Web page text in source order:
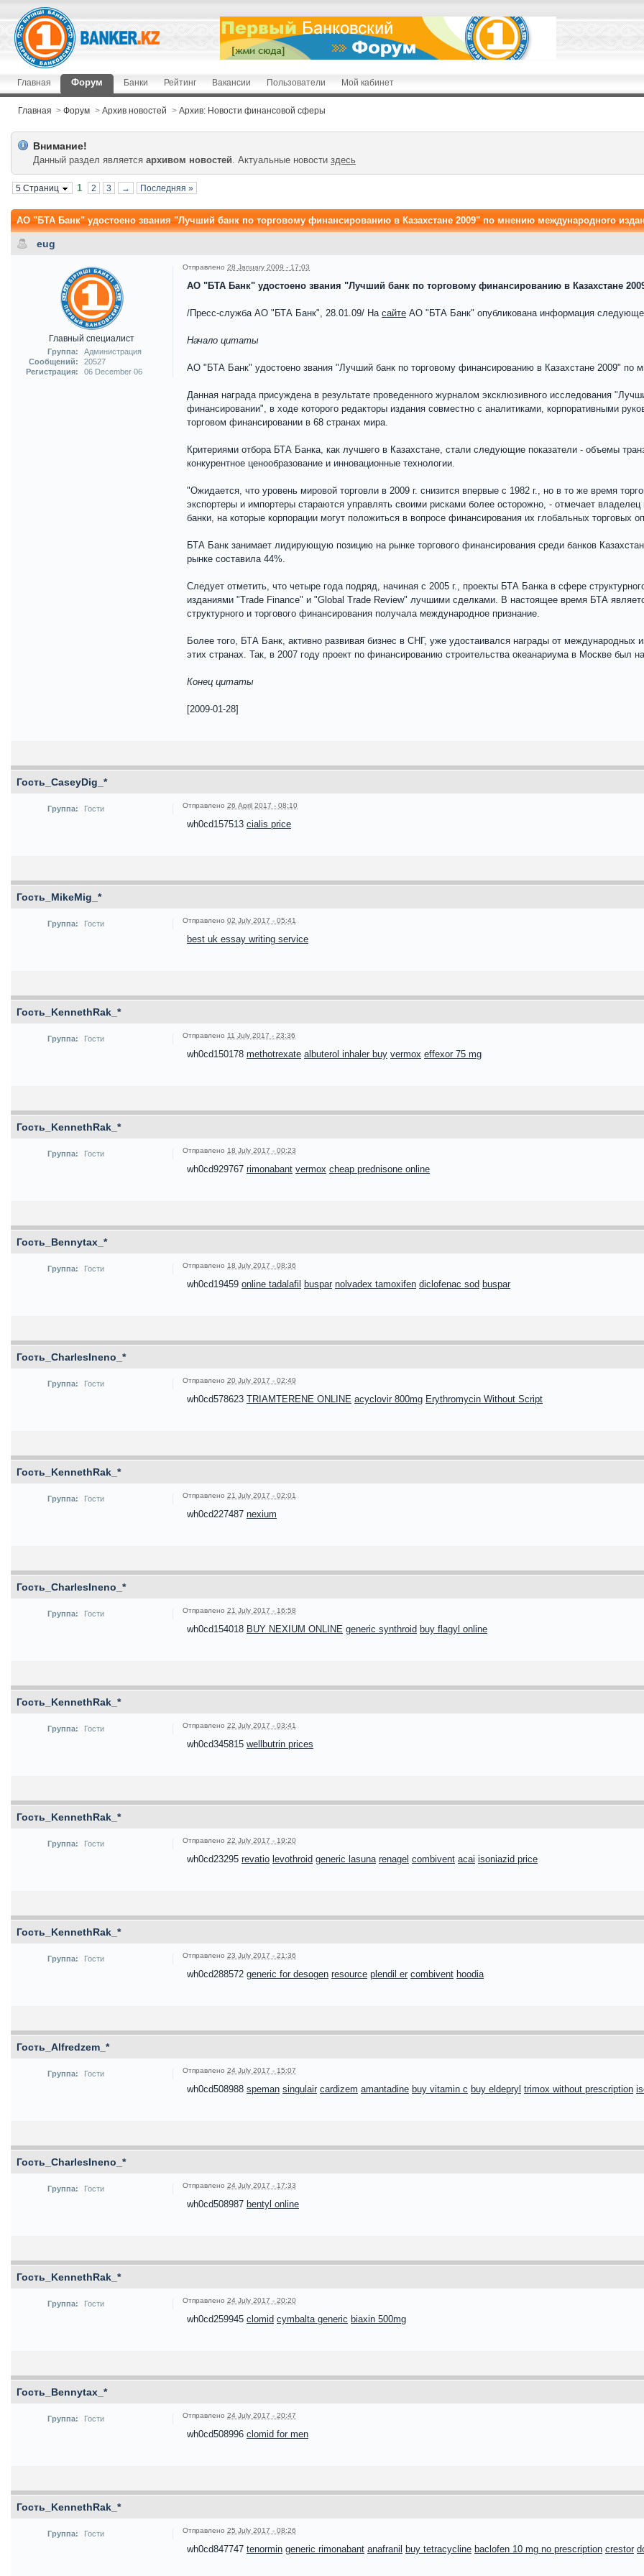
Главная Форум Банки Рейтинг Вакансии Пользователи Мой кабинет
Главная > Форум > Архив новостей > Архив: Новости финансовой сферы
Внимание!
Данный раздел является архивом новостей. Актуальные новости здесь
5 Страниц 1 2 3 → Последняя »
АО "БТА Банк" удостоено звания "Лучший банк по торговому финансированию в Казахстане 2009" по мнению международного
eug
Главный специалист
Группа:
Администрация
Сообщений:
20527
Регистрация:
06 December 06
Отправлено 28 January 2009 - 17:03
АО "БТА Банк" удостоено звания "Лучший банк по торговому финансированию в Казахстане
/Пресс-служба АО "БТА Банк", 28.01.09/ На сайте АО "БТА Банк" опубликована информация
Начало цитаты
АО "БТА Банк" удостоено звания "Лучший банк по торговому финансированию в Казахстане 2009" по
Данная награда присуждена в результате проведенного журналом эксклюзивного исследования
финансировании", в ходе которого редакторы издания совместно с аналитиками, корпоративными
торговом финансировании в 68 странах мира.
Критериями отбора БТА Банка, как лучшего в Казахстане, стали следующие показатели - объемы
конкурентное ценообразование и инновационные технологии.
"Ожидается, что уровень мировой торговли в 2009 г. снизится впервые с 1982 г., но в то же время
экспортеры и импортеры стараются управлять своими рисками более осторожно, - отмечает
банки, на которые корпорации могут положиться в вопросе финансирования их глобальных торговых
БТА Банк занимает лидирующую позицию на рынке торгового финансирования среди банков
рынке составила 44%.
Следует отметить, что четыре года подряд, начиная с 2005 г., проекты БТА Банка в сфере
изданиями "Trade Finance" и "Global Trade Review" лучшими сделками. В настоящее время БТА
структурного и торгового финансирования получала международное признание.
Более того, БТА Банк, активно развивая бизнес в СНГ, уже удостаивался награды от международных
этих странах. Так, в 2007 году проект по финансированию строительства океанариума в Москве
Конец цитаты
[2009-01-28]
Гость_CaseyDig_*
Группа: Гости Отправлено 26 April 2017 - 08:10
wh0cd157513 cialis price
Гость_MikeMig_*
Группа: Гости Отправлено 02 July 2017 - 05:41
best uk essay writing service
Гость_KennethRak_*
Группа: Гости Отправлено 11 July 2017 - 23:36
wh0cd150178 methotrexate albuterol inhaler buy vermox effexor 75 mg
Гость_KennethRak_*
Группа: Гости Отправлено 18 July 2017 - 00:23
wh0cd929767 rimonabant vermox cheap prednisone online
Гость_Bennytax_*
Группа: Гости Отправлено 18 July 2017 - 08:36
wh0cd19459 online tadalafil buspar nolvadex tamoxifen diclofenac sod buspar
Гость_CharlesIneno_*
Группа: Гости Отправлено 20 July 2017 - 02:49
wh0cd578623 TRIAMTERENE ONLINE acyclovir 800mg Erythromycin Without Script
Гость_KennethRak_*
Группа: Гости Отправлено 21 July 2017 - 02:01
wh0cd227487 nexium
Гость_CharlesIneno_*
Группа: Гости Отправлено 21 July 2017 - 16:58
wh0cd154018 BUY NEXIUM ONLINE generic synthroid buy flagyl online
Гость_KennethRak_*
Группа: Гости Отправлено 22 July 2017 - 03:41
wh0cd345815 wellbutrin prices
Гость_KennethRak_*
Группа: Гости Отправлено 22 July 2017 - 19:20
wh0cd23295 revatio levothroid generic lasuna renagel combivent acai isoniazid price
Гость_KennethRak_*
Группа: Гости Отправлено 23 July 2017 - 21:36
wh0cd288572 generic for desogen resource plendil er combivent hoodia
Гость_Alfredzem_*
Группа: Гости Отправлено 24 July 2017 - 15:07
wh0cd508988 speman singulair cardizem amantadine buy vitamin c buy eldepryl trimox without prescription
Гость_CharlesIneno_*
Группа: Гости Отправлено 24 July 2017 - 17:33
wh0cd508987 bentyl online
Гость_KennethRak_*
Группа: Гости Отправлено 24 July 2017 - 20:20
wh0cd259945 clomid cymbalta generic biaxin 500mg
Гость_Bennytax_*
Группа: Гости Отправлено 24 July 2017 - 20:47
wh0cd508996 clomid for men
Гость_KennethRak_*
Группа: Гости Отправлено 25 July 2017 - 08:26
wh0cd847747 tenormin generic rimonabant anafranil buy tetracycline baclofen 10 mg no prescription crestor